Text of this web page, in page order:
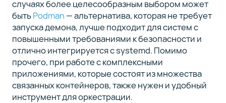
работу с
Podman
Compose
6 Заключение
случаях более целесообразным выбором может
бытьPodman — альтернатива, которая не требует
запуска демона, лучше подходит для систем с
повышенными требованиями к безопасности и
отлично интегрируется с systemd. Помимо
прочего, при работе с комплексными
приложениями, которые состоят из множества
связанных контейнеров, также нужен и удобный
инструмент для оркестрации.